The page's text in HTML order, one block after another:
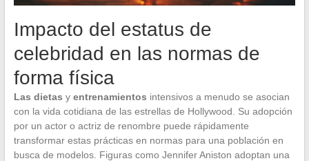
Impacto del estatus de
celebridad en las normas de
forma física
Las dietas y entrenamientos intensivos a menudo se asocian
con la vida cotidiana de las estrellas de Hollywood. Su adopción
por un actor o actriz de renombre puede rápidamente
transformar estas prácticas en normas para una población en
busca de modelos. Figuras como Jennifer Aniston adoptan una